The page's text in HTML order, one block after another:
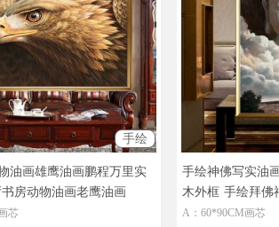
手绘
油画雄鹰油画鹏程万里实
房动物油画老鹰油画
芯
手绘神佛写实油
木外框 手绘拜佛
A：60*90CM画芯